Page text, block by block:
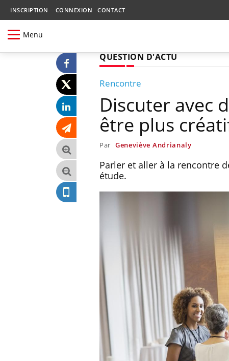
INSCRIPTION CONNEXION CONTACT
Menu
QUESTION D'ACTU
Rencontre
Discuter avec
être plus
Par Geneviève Andrianaly
Parler et aller à la rencontre
étude.